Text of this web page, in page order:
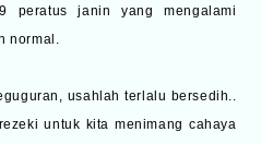
peratus janin yang mengalami
normal.
usahlah terlalu bersedih..
untuk kita menimang cahaya